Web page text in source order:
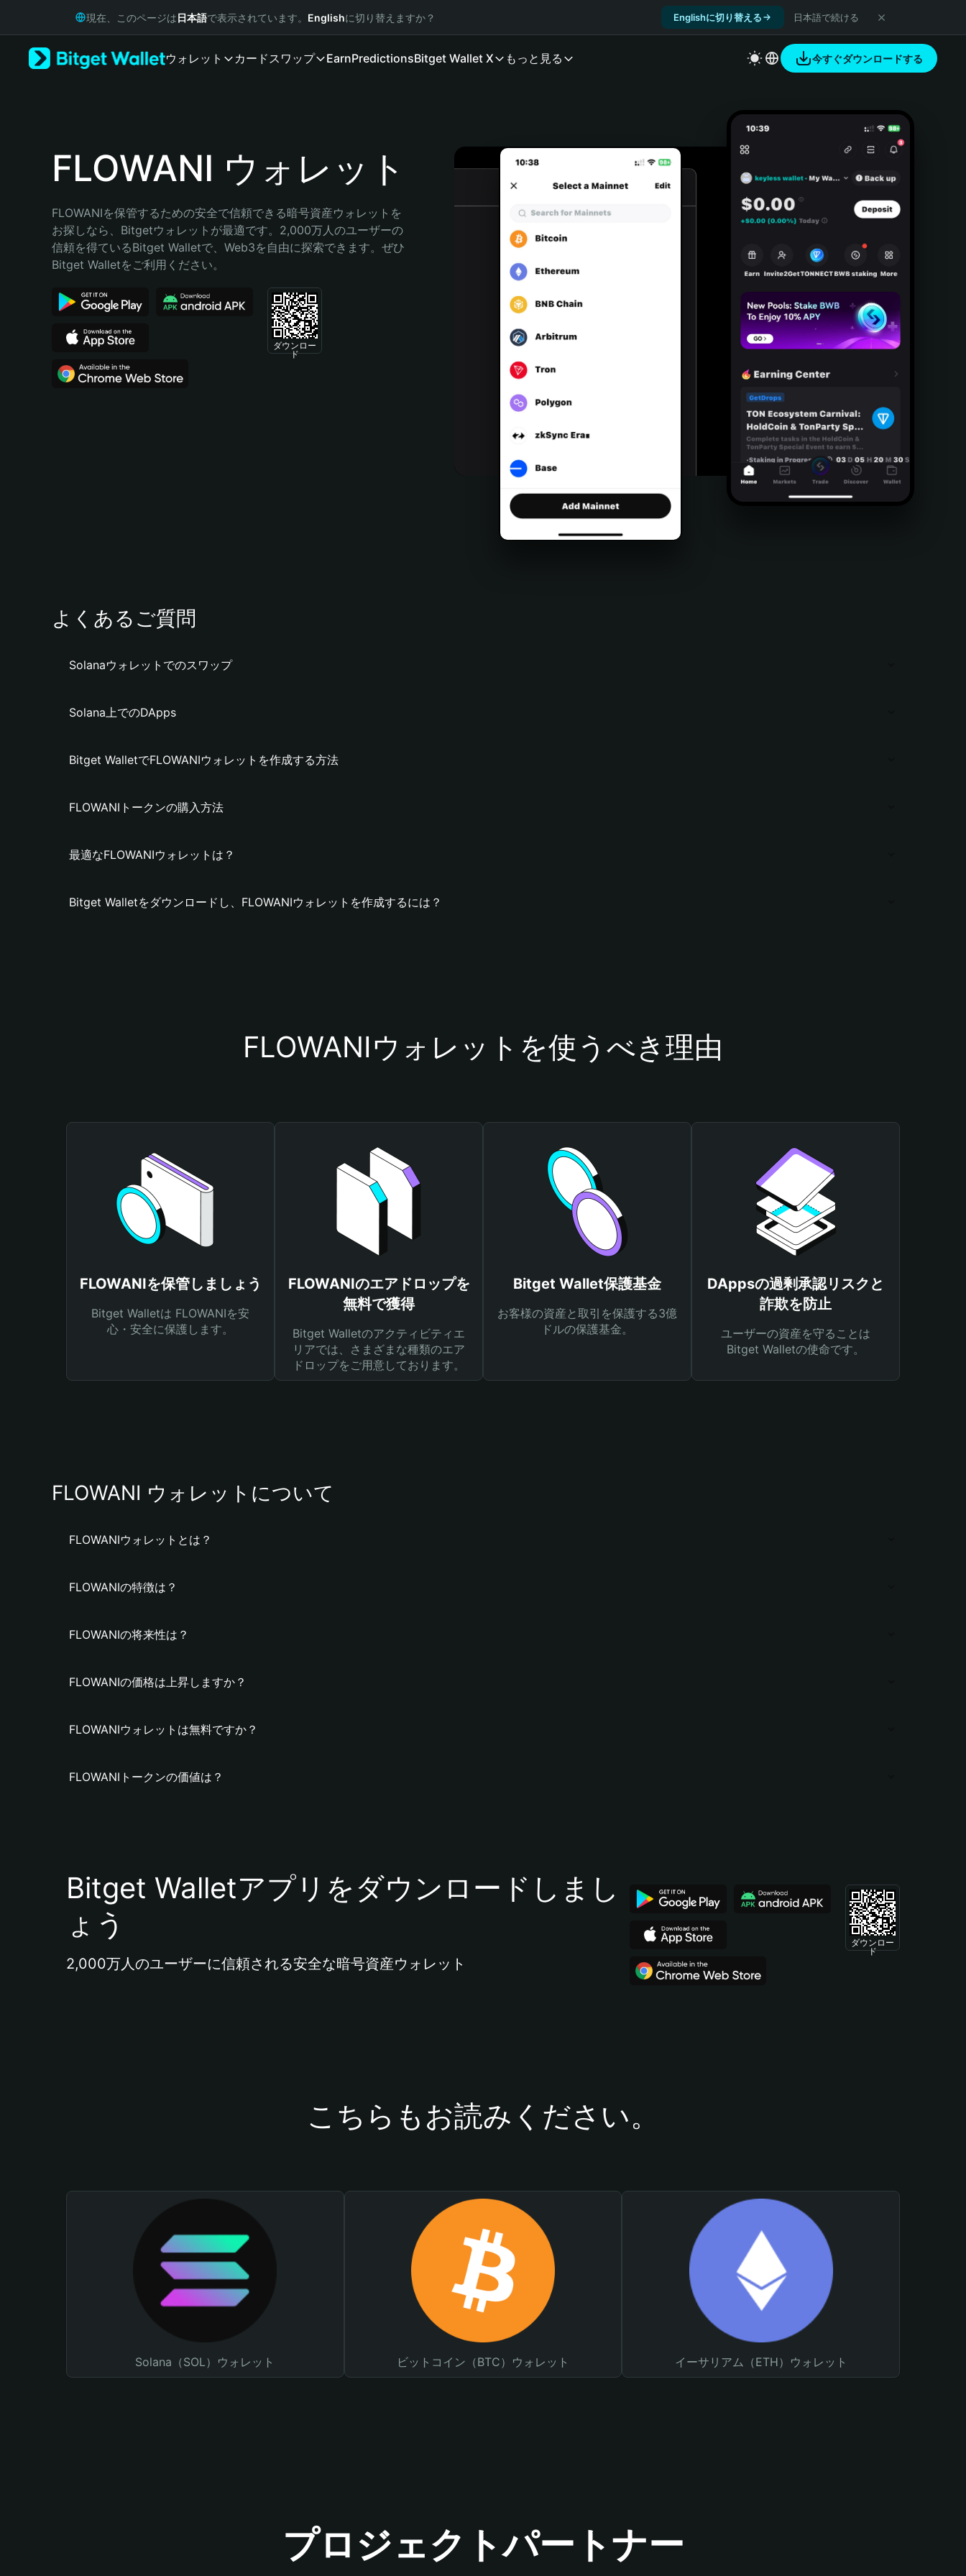
Русский
Bahasa Indonesia
Português (Brasil)
現在、このページは日本語で表示されています。 Englishに切り替えますか？ Englishに切り替える 日本語で続ける
ウォレット カードスワップ EarnPredictionsBitget Wallet X もっと見る 今すぐダウンロードする
FLOWANI ウォレット
FLOWANIを保管するための安全で信頼できる暗号資産ウォレットを
お探しなら、Bitgetウォレットが最適です。2,000万人のユーザーの
信頼を得ているBitget Walletで、Web3を自由に探索できます。ぜひ
Bitget Walletをご利用ください。
ダウンロー
ド
よくあるご質問
Solanaウォレットでのスワップ
Solana上でのDApps
Bitget WalletでFLOWANIウォレットを作成する方法
FLOWANIトークンの購入方法
最適なFLOWANIウォレットは？
Bitget Walletをダウンロードし、FLOWANIウォレットを作成するには？
FLOWANIウォレットを使うべき理由
FLOWANIを保管しましょう
Bitget Walletは FLOWANIを安
心・安全に保護します。
FLOWANIのエアドロップを
無料で獲得
Bitget Walletのアクティビティエ
リアでは、さまざまな種類のエア
ドロップをご用意しております。
Bitget Wallet保護基金
お客様の資産と取引を保護する3億
ドルの保護基金。
DAppsの過剰承認リスクと
詐欺を防止
ユーザーの資産を守ることは
Bitget Walletの使命です。
FLOWANI ウォレットについて
FLOWANIウォレットとは？
FLOWANIの特徴は？
FLOWANIの将来性は？
FLOWANIの価格は上昇しますか？
FLOWANIウォレットは無料ですか？
FLOWANIトークンの価値は？
Bitget Walletアプリをダウンロードしまし
ょう
2,000万人のユーザーに信頼される安全な暗号資産ウォレット
ダウンロー
ド
こちらもお読みください。
Solana（SOL）ウォレット ビットコイン（BTC）ウォレット イーサリアム（ETH）ウォレット
プロジェクトパートナー